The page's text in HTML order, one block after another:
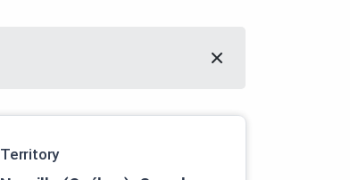
Territory